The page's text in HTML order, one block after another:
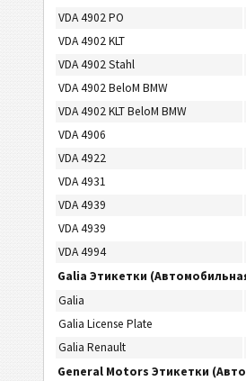
VDA 4902 PO
VDA 4902 KLT
VDA 4902 Stahl
VDA 4902 BeloM BMW
VDA 4902 KLT BeloM BMW
VDA 4906
VDA 4922
VDA 4931
VDA 4939
VDA 4939
VDA 4994
Galia Этикетки
Galia
Galia License Plate
Galia Renault
General Motors Этикетки